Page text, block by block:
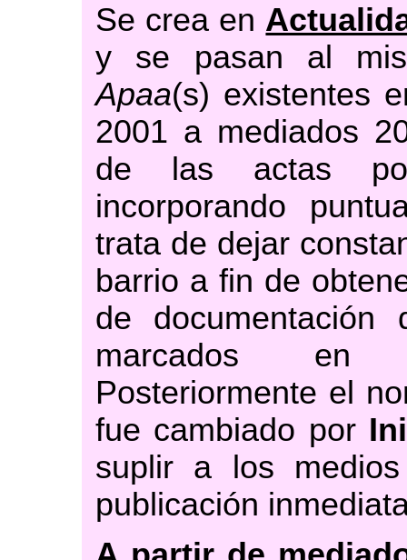
Se crea en
y se pasan al
Apaa(s) existentes
2001 a mediados
de las actas
incorporando
trata de dejar
barrio a fin de
de documentación
marcados
Posteriormente el
fue cambiado por
suplir a los
publicación